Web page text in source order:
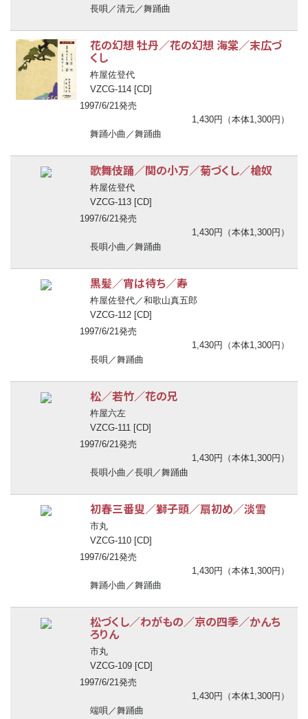
長唄／清元／舞踊曲
花の幻想 牡丹／花の幻想 海棠／末広づ
くし
杵屋佐登代
VZCG-114 [CD]
1997/6/21発売
1,430円（本体1,300円）
舞踊小曲／舞踊曲
歌舞伎踊／関の小万／菊づくし／槍奴
杵屋佐登代
VZCG-113 [CD]
1997/6/21発売
1,430円（本体1,300円）
長唄小曲／舞踊曲
黒髪／宵は待ち／寿
杵屋佐登代／和歌山真五郎
VZCG-112 [CD]
1997/6/21発売
1,430円（本体1,300円）
長唄／舞踊曲
松／若竹／花の兄
杵屋六左
VZCG-111 [CD]
1997/6/21発売
1,430円（本体1,300円）
長唄小曲／長唄／舞踊曲
初春三番叟／獅子頭／扇初め／淡雪
市丸
VZCG-110 [CD]
1997/6/21発売
1,430円（本体1,300円）
舞踊小曲／舞踊曲
松づくし／わがもの／京の四季／かんち
ろりん
市丸
VZCG-109 [CD]
1997/6/21発売
1,430円（本体1,300円）
端唄／舞踊曲